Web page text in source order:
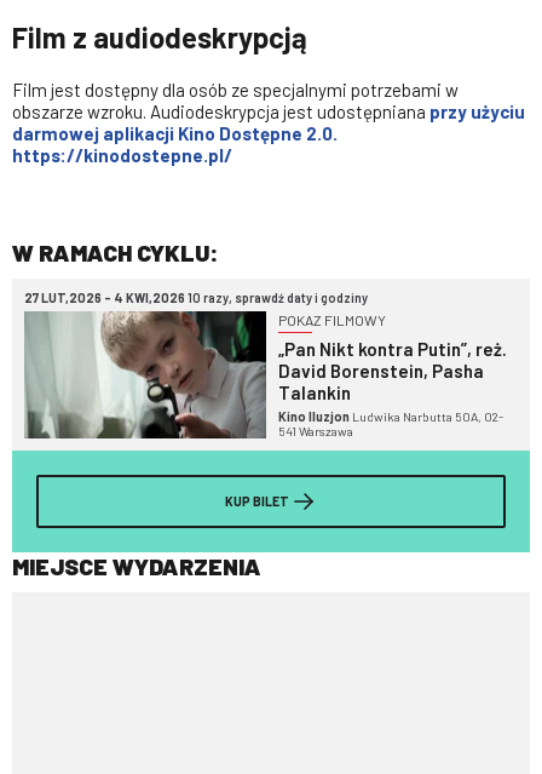
Film z audiodeskrypcją
Film jest dostępny dla osób ze specjalnymi potrzebami w
obszarze wzroku. Audiodeskrypcja jest udostępniana przy użyciu
darmowej aplikacji Kino Dostępne 2.0.
https://kinodostepne.pl/
W RAMACH CYKLU:
27 LUT,2026 - 4 KWI,2026 10 razy, sprawdź daty i godziny
POKAZ FILMOWY
„Pan Nikt kontra Putin”, reż.
David Borenstein, Pasha
Talankin
Kino Iluzjon Ludwika Narbutta 50A, 02-
541 Warszawa
KUP BILET
MIEJSCE WYDARZENIA